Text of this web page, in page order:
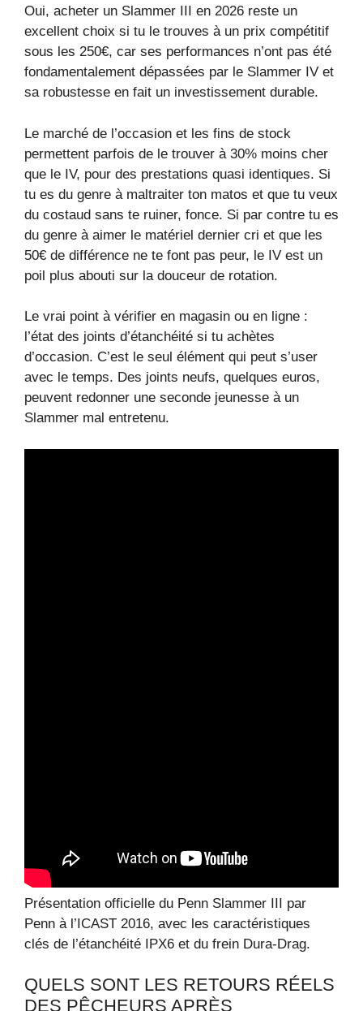
Oui, acheter un Slammer III en 2026 reste un
excellent choix si tu le trouves à un prix compétitif
sous les 250€, car ses performances n’ont pas été
fondamentalement dépassées par le Slammer IV et
sa robustesse en fait un investissement durable.
Le marché de l’occasion et les fins de stock
permettent parfois de le trouver à 30% moins cher
que le IV, pour des prestations quasi identiques. Si
tu es du genre à maltraiter ton matos et que tu veux
du costaud sans te ruiner, fonce. Si par contre tu es
du genre à aimer le matériel dernier cri et que les
50€ de différence ne te font pas peur, le IV est un
poil plus abouti sur la douceur de rotation.
Le vrai point à vérifier en magasin ou en ligne :
l’état des joints d’étanchéité si tu achètes
d’occasion. C’est le seul élément qui peut s’user
avec le temps. Des joints neufs, quelques euros,
peuvent redonner une seconde jeunesse à un
Slammer mal entretenu.
Présentation officielle du Penn Slammer III par
Penn à l’ICAST 2016, avec les caractéristiques
clés de l’étanchéité IPX6 et du frein Dura-Drag.
QUELS SONT LES RETOURS RÉELS
DES PÊCHEURS APRÈS